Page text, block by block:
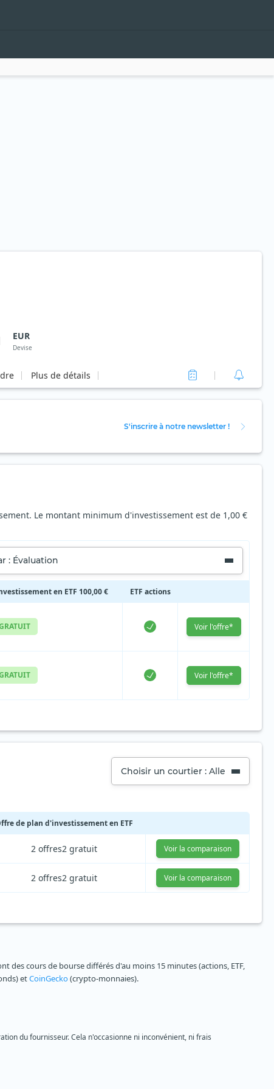
EUR
Devise
Plus de détails
S'inscrire à notre newsletter !
Le montant minimum d'investissement est de 1,00 €
: Évaluation
en ETF 100,00 € ETF actions
Voir l'offre*
Voir l'offre*
Choisir un courtier : Alle
de plan d'investissement en ETF
2 offres2 gratuit Voir la comparaison
2 offres2 gratuit Voir la comparaison
des cours de bourse différés d'au moins 15 minutes (actions, ETF,
etCoinGecko(crypto-monnaies).
du fournisseur. Cela n'occasionne ni inconvénient, ni frais